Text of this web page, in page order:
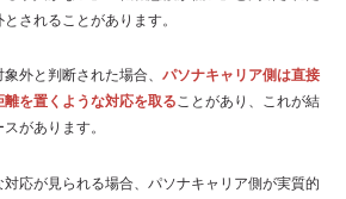
されることがあります。
外と判断された場合、 パソナキャリア側は直接
を置くような対応を取ることがあり、これが結
があります。
応が見られる場合、パソナキャリア側が実質的